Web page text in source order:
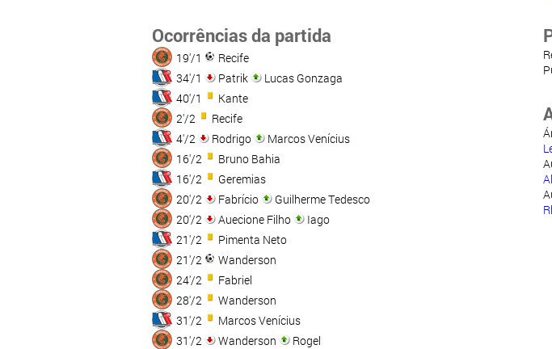
Ocorrências da partida
19'/1
Recife
34'/1
Patrik
Lucas Gonzaga
40'/1
Kante
2'/2
Recife
4'/2
Rodrigo
Marcos Venícius
16'/2
Bruno Bahia
16'/2
Geremias
20'/2
Fabrício
Guilherme Tedesco
20'/2
Auecione Filho
Iago
21'/2
Pimenta Neto
21'/2
Wanderson
24'/2
Fabriel
28'/2
Wanderson
31'/2
Marcos Venícius
31'/2
Wanderson
Rogel